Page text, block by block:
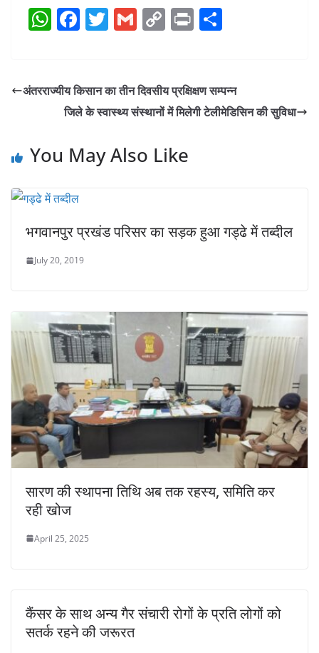
W
s
A
p
F
e
b
o
T
er
G
l
C
y
Li
k
Pr
e
अंतरराज्यीय किसान का तीन दिवसीय प्रक्षिक्षण सम्पन्न
जिले के स्वास्थ्य संस्थानों में मिलेगी टेलीमेडिसिन की सुविधा
You May Also Like
भगवानपुर प्रखंड परिसर का सड़क हुआ गड्ढे में तब्दील
July 20, 2019
सारण की स्थापना तिथि अब तक रहस्य, समिति कर
रही खोज
April 25, 2025
कैंसर के साथ अन्य गैर संचारी रोगों के प्रति लोगों को
सतर्क रहने की जरूरत